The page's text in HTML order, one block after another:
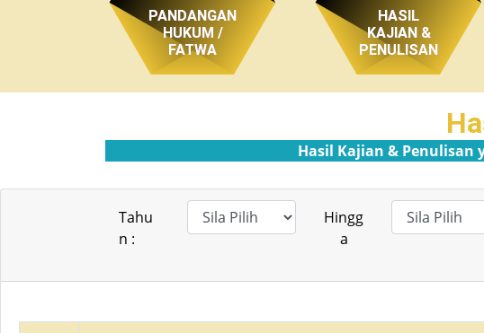
PANDANGAN
HUKUM /
FATWA
HASIL
KAJIAN &
PENULISAN
Hasil Kajian & Penulisan
Tahu
n :
Hingg
a